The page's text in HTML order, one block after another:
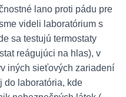
lano proti pádu pre
videli laboratórium s
sa testujú termostaty
reágujúci na hlas), v
iných sieťových zariadení
do laboratória, kde